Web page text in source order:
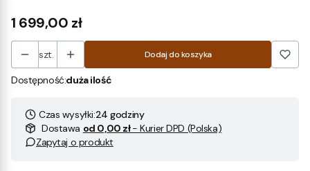
Cena
1 699,00 zł
szt. Dodaj do koszyka
Dostępność:duża ilość
Czas wysyłki:24 godziny
Dostawa od 0,00 zł- Kurier DPD (Polska)
Zapytaj o produkt